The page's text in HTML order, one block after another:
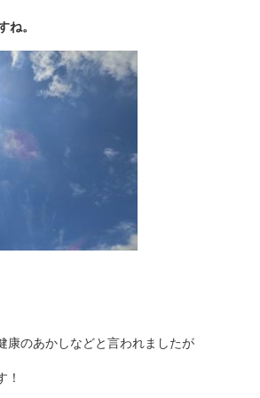
ね。
康のあかしなどと言われましたが
！